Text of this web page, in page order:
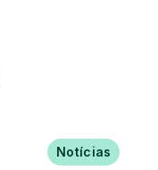
Notícias